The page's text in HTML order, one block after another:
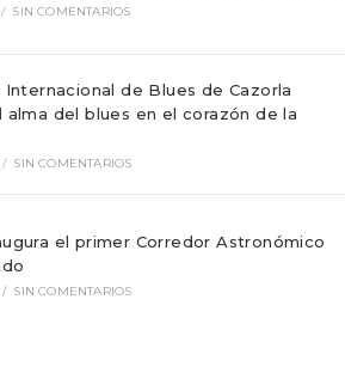
/ SIN COMENTARIOS
Internacional de Blues de Cazorla
alma del blues en el corazón de la
/ SIN COMENTARIOS
el primer Corredor Astronómico
/ SIN COMENTARIOS